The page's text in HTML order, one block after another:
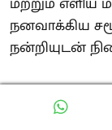
நனவாக்கிய
நன்றியுடன்
Also Read